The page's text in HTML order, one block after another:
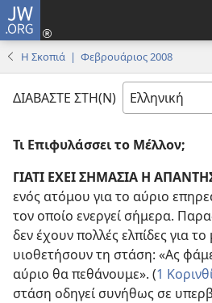
JW.ORG
Η Σκοπιά | Φεβρουάριος 2008
ΔΙΑΒΑΣΤΕ ΣΤΗ(Ν)
Τι Επιφυλάσσει το Μέλλον;
ΓΙΑΤΙ ΕΧΕΙ ΣΗΜΑΣΙΑ Η
ενός ατόμου για το αύριο
τον οποίο ενεργεί σήμερα.
δεν έχουν πολλές ελπίδες για
υιοθετήσουν τη στάση: «Ας
αύριο θα πεθάνουμε». (1
στάση οδηγεί συνήθως σε